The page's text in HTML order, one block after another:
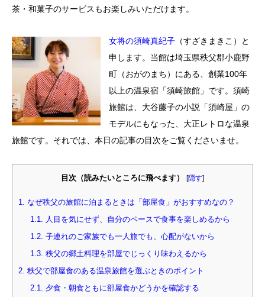
茶・和菓子のサービスもお楽しみいただけます。
女将の須崎真紀子 （すざきまきこ）と
申します。当館は埼玉県秩父郡小鹿野
町（おがのまち）にある、創業100年
以上の温泉宿「須崎旅館」です。須崎
旅館は、大谷藤子の小説「須崎屋」の
モデルにもなった、大正レトロな温泉
旅館です。それでは、本日の記事の目次をご覧くださいませ。
目次（読みたいところに飛べます） [隠す]
1.
なぜ秩父の旅館に泊まるときは「部屋食」がおすすめなの？
1.1.
人目を気にせず、自分のペースで食事を楽しめるから
1.2. 子連れのご家族でも一人旅でも、心配がないから
1.3. 秩父の郷土料理を部屋でじっくり味わえるから
2. 秩父で部屋食のある温泉旅館を選ぶときのポイント
2.1.
夕食・朝食ともに部屋食かどうかを確認する